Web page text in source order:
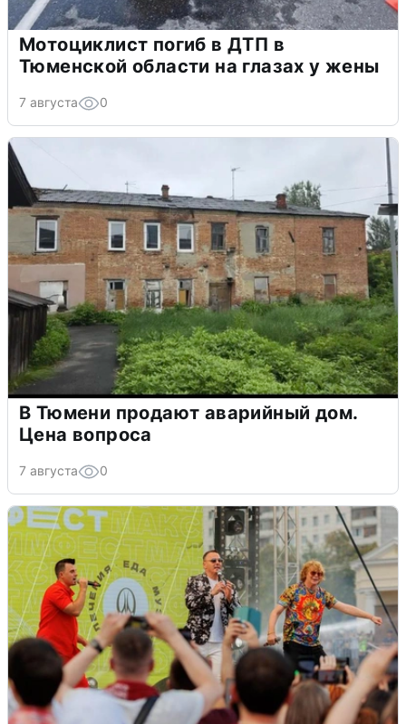
Мотоциклист погиб в ДТП в
Тюменской области на глазах у жены
7 августа 0
В Тюмени продают аварийный дом.
Цена вопроса
7 августа 0